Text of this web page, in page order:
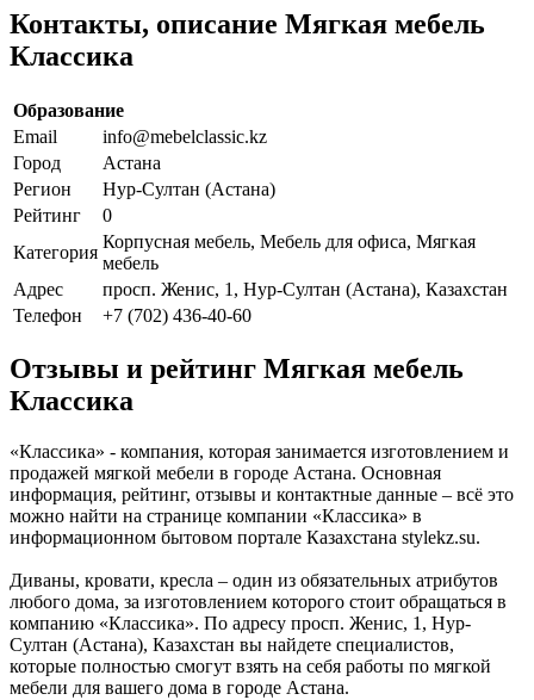
Контакты, описание Мягкая мебель
Классика
Образование
Email
info@mebelclassic.kz
Город
Астана
Регион
Нур-Султан (Астана)
Рейтинг
0
Категория
Корпусная мебель, Мебель для офиса, Мягкая
мебель
Адрес
просп. Женис, 1, Нур-Султан (Астана), Казахстан
Телефон
+7 (702) 436-40-60
Отзывы и рейтинг Мягкая мебель
Классика
«Классика» - компания, которая занимается изготовлением и
продажей мягкой мебели в городе Астана. Основная
информация, рейтинг, отзывы и контактные данные – всё это
можно найти на странице компании «Классика» в
информационном бытовом портале Казахстана stylekz.su.
Диваны, кровати, кресла – один из обязательных атрибутов
любого дома, за изготовлением которого стоит обращаться в
компанию «Классика». По адресу просп. Женис, 1, Нур-
Султан (Астана), Казахстан вы найдете специалистов,
которые полностью смогут взять на себя работы по мягкой
мебели для вашего дома в городе Астана.